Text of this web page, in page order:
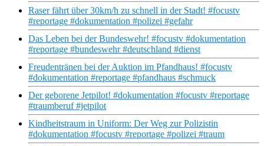
Raser fährt über 30km/h zu schnell in der Stadt! #focustv
#reportage #dokumentation #polizei #gefahr
Das Leben bei der Bundeswehr! #focustv #dokumentation
#reportage #bundeswehr #deutschland #dienst
Freudentränen bei der Auktion im Pfandhaus! #focustv
#dokumentation #reportage #pfandhaus #schmuck
Der geborene Jetpilot! #dokumentation #focustv #reportage
#traumberuf #jetpilot
Kindheitstraum in Uniform: Der Weg zur Polizistin
#dokumentation #focustv #reportage #polizei #traum